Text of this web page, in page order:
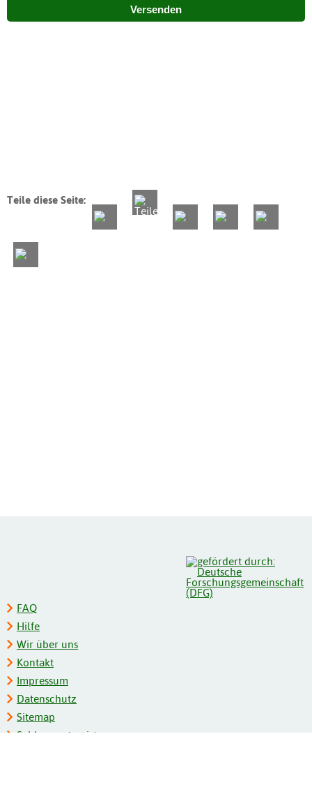
Versenden
Teile diese Seite:
FAQ
Hilfe
Wir über uns
Kontakt
Impressum
Datenschutz
Sitemap
Schlagwortregister